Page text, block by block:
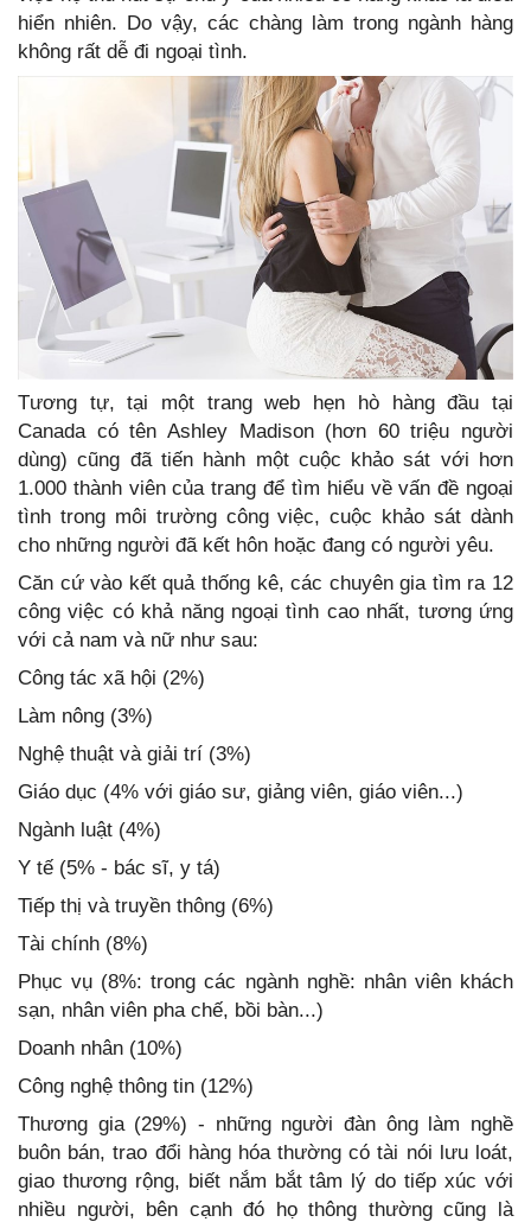
hiển nhiên. Do vậy, các chàng làm trong ngành hàng
không rất dễ đi ngoại tình.
Tương tự, tại một trang web hẹn hò hàng đầu tại
Canada có tên Ashley Madison (hơn 60 triệu người
dùng) cũng đã tiến hành một cuộc khảo sát với hơn
1.000 thành viên của trang để tìm hiểu về vấn đề ngoại
tình trong môi trường công việc, cuộc khảo sát dành
cho những người đã kết hôn hoặc đang có người yêu.
Căn cứ vào kết quả thống kê, các chuyên gia tìm ra 12
công việc có khả năng ngoại tình cao nhất, tương ứng
với cả nam và nữ như sau:
Công tác xã hội (2%)
Làm nông (3%)
Nghệ thuật và giải trí (3%)
Giáo dục (4% với giáo sư, giảng viên, giáo viên...)
Ngành luật (4%)
Y tế (5% - bác sĩ, y tá)
Tiếp thị và truyền thông (6%)
Tài chính (8%)
Phục vụ (8%: trong các ngành nghề: nhân viên khách
sạn, nhân viên pha chế, bồi bàn...)
Doanh nhân (10%)
Công nghệ thông tin (12%)
Thương gia (29%) - những người đàn ông làm nghề
buôn bán, trao đổi hàng hóa thường có tài nói lưu loát,
giao thương rộng, biết nắm bắt tâm lý do tiếp xúc với
nhiều người, bên cạnh đó họ thông thường cũng là